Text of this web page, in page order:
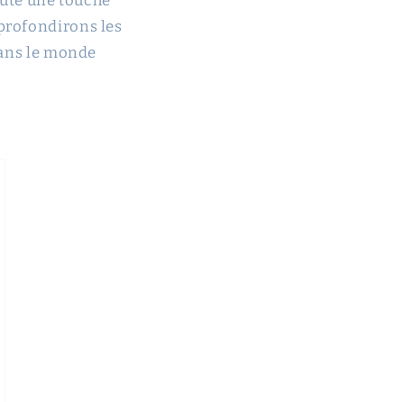
les
le monde